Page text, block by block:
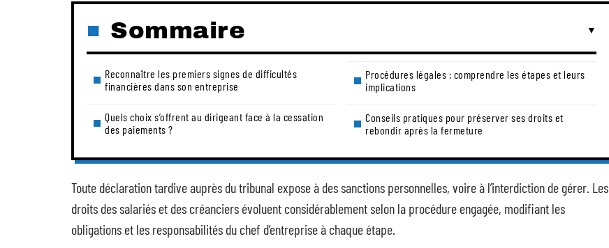
Sommaire
Reconnaître les premiers signes de difficultés
financières dans son entreprise
Quels choix s’offrent au dirigeant face à la cessation
des paiements ?
Procédures légales : comprendre les étapes et leurs
implications
Conseils pratiques pour préserver ses droits et
rebondir après la fermeture
Toute déclaration tardive auprès du tribunal expose à des sanctions personnelles, voire à l’interdiction de gérer. Les
droits des salariés et des créanciers évoluent considérablement selon la procédure engagée, modifiant les
obligations et les responsabilités du chef d’entreprise à chaque étape.